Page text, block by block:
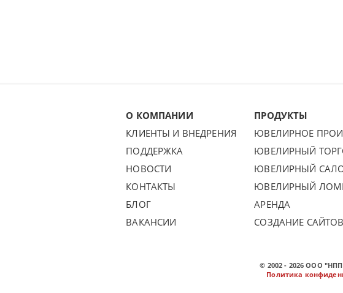
О КОМПАНИИ
КЛИЕНТЫ И ВНЕДРЕНИЯ
ПОДДЕРЖКА
НОВОСТИ
КОНТАКТЫ
БЛОГ
ВАКАНСИИ
ПРОДУКТЫ
ЮВЕЛИРНОЕ
ЮВЕЛИРНЫЙ
ЮВЕЛИРНЫЙ
ЮВЕЛИРНЫЙ
АРЕНДА
СОЗДАНИЕ САЙТОВ
© 2002 - 2026 ООО
Политика